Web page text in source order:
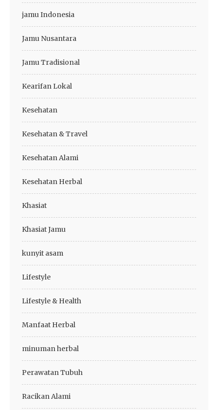
jamu Indonesia
Jamu Nusantara
Jamu Tradisional
Kearifan Lokal
Kesehatan
Kesehatan & Travel
Kesehatan Alami
Kesehatan Herbal
Khasiat
Khasiat Jamu
kunyit asam
Lifestyle
Lifestyle & Health
Manfaat Herbal
minuman herbal
Perawatan Tubuh
Racikan Alami